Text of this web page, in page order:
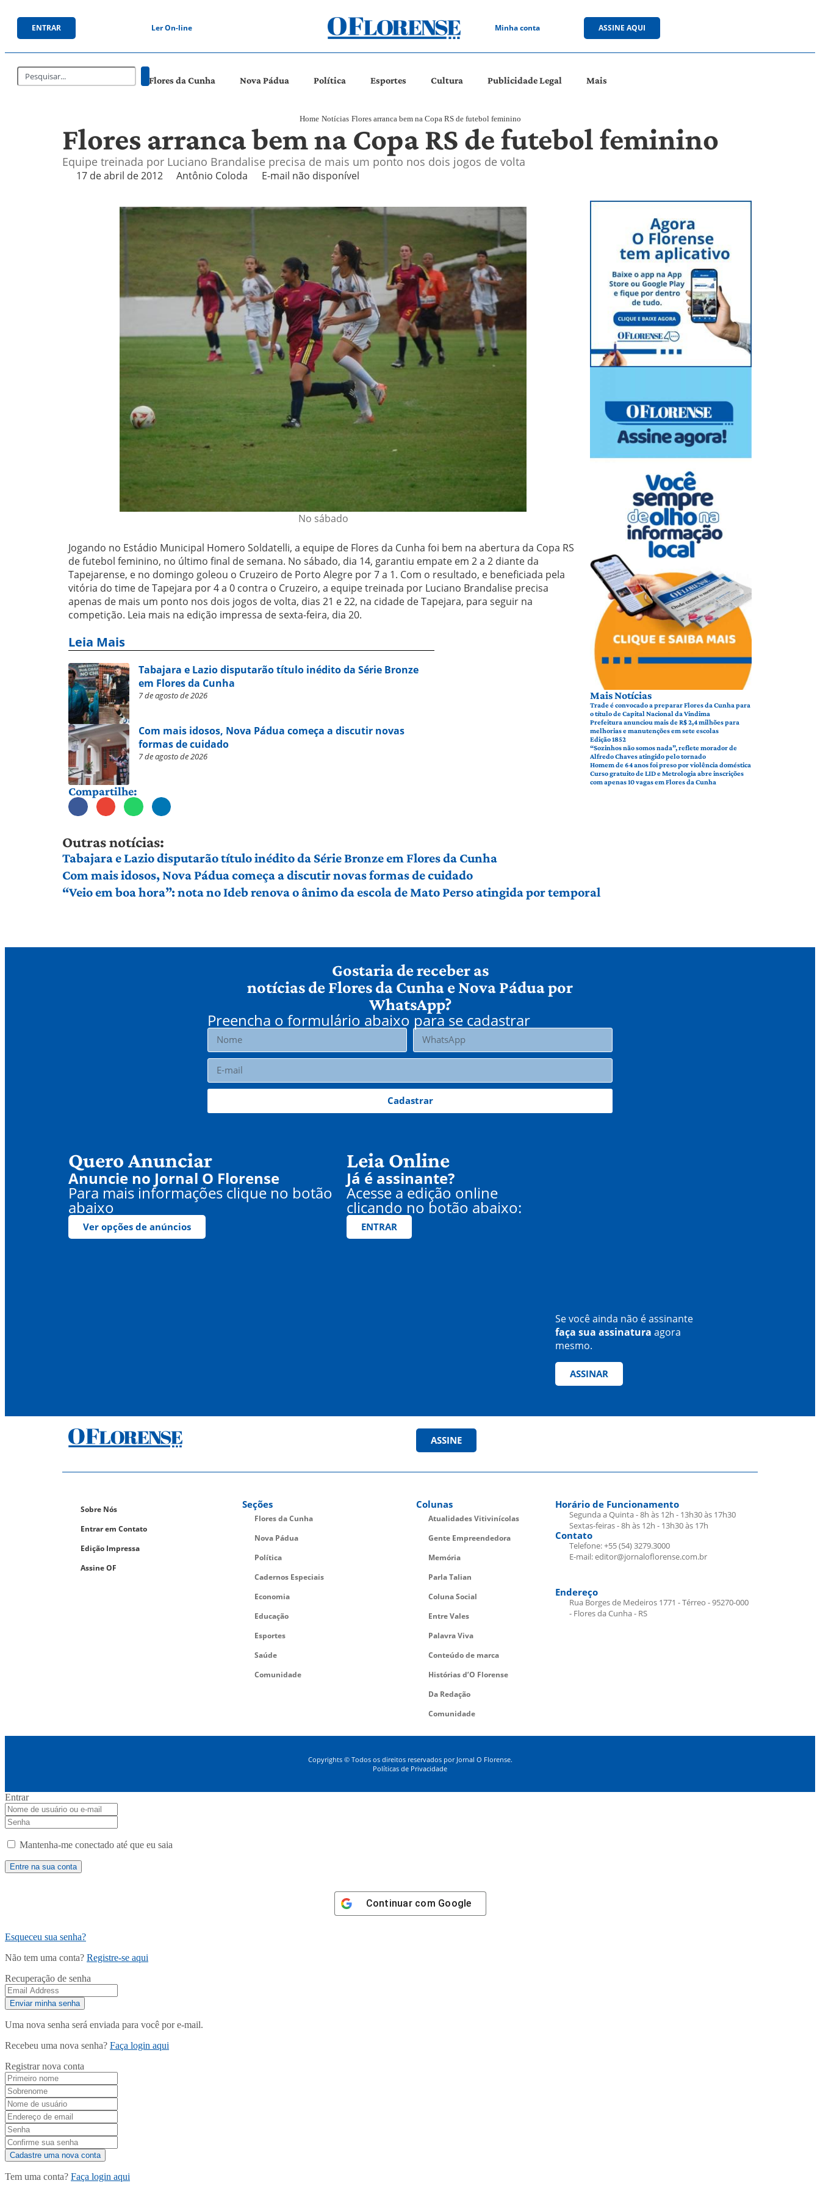
ENTRAR Ler On-line Minha conta ASSINE AQUI
Flores da Cunha Nova Pádua Política Esportes Cultura Publicidade Legal Mais
Home Notícias Flores arranca bem na Copa RS de futebol feminino
Flores arranca bem na Copa RS de futebol feminino
Equipe treinada por Luciano Brandalise precisa de mais um ponto nos dois jogos de volta
17 de abril de 2012 Antônio Coloda E-mail não disponível
No sábado
Jogando no Estádio Municipal Homero Soldatelli, a equipe de Flores da Cunha foi bem na abertura da Copa RS
de futebol feminino, no último final de semana. No sábado, dia 14, garantiu empate em 2 a 2 diante da
Tapejarense, e no domingo goleou o Cruzeiro de Porto Alegre por 7 a 1. Com o resultado, e beneficiada pela
vitória do time de Tapejara por 4 a 0 contra o Cruzeiro, a equipe treinada por Luciano Brandalise precisa
apenas de mais um ponto nos dois jogos de volta, dias 21 e 22, na cidade de Tapejara, para seguir na
competição. Leia mais na edição impressa de sexta-feira, dia 20.
Leia Mais
Tabajara e Lazio disputarão título inédito da Série Bronze
em Flores da Cunha
7 de agosto de 2026
Com mais idosos, Nova Pádua começa a discutir novas
formas de cuidado
7 de agosto de 2026
Compartilhe:
Mais Notícias
Trade é convocado a preparar Flores da Cunha para
o título de Capital Nacional da Vindima
Prefeitura anunciou mais de R$ 2,4 milhões para
melhorias e manutenções em sete escolas
Edição 1852
“Sozinhos não somos nada”, reflete morador de
Alfredo Chaves atingido pelo tornado
Homem de 64 anos foi preso por violência doméstica
Curso gratuito de LID e Metrologia abre inscrições
com apenas 10 vagas em Flores da Cunha
Outras notícias:
Tabajara e Lazio disputarão título inédito da Série Bronze em Flores da Cunha
Com mais idosos, Nova Pádua começa a discutir novas formas de cuidado
“Veio em boa hora”: nota no Ideb renova o ânimo da escola de Mato Perso atingida por temporal
Gostaria de receber as
notícias de Flores da Cunha e Nova Pádua por
WhatsApp?
Preencha o formulário abaixo para se cadastrar
Cadastrar
Quero Anunciar
Anuncie no Jornal O Florense
Para mais informações clique no botão
abaixo
Ver opções de anúncios
Leia Online
Já é assinante?
Acesse a edição online
clicando no botão abaixo:
ENTRAR
Se você ainda não é assinante
faça sua assinatura agora
mesmo.
ASSINAR
ASSINE
Sobre Nós
Entrar em Contato
Edição Impressa
Assine OF
Seções
Flores da Cunha
Nova Pádua
Política
Cadernos Especiais
Economia
Educação
Esportes
Saúde
Comunidade
Colunas
Atualidades Vitivinícolas
Gente Empreendedora
Memória
Parla Talian
Coluna Social
Entre Vales
Palavra Viva
Conteúdo de marca
Histórias d’O Florense
Da Redação
Comunidade
Horário de Funcionamento
Segunda a Quinta - 8h às 12h - 13h30 às 17h30
Sextas-feiras - 8h às 12h - 13h30 às 17h
Contato
Telefone: +55 (54) 3279.3000
E-mail: editor@jornaloflorense.com.br
Endereço
Rua Borges de Medeiros 1771 - Térreo - 95270-000
- Flores da Cunha - RS
Copyrights © Todos os direitos reservados por Jornal O Florense.
Políticas de Privacidade
Entrar
Mantenha-me conectado até que eu saia
Continuar com Google
Esqueceu sua senha?
Não tem uma conta? Registre-se aqui
Recuperação de senha
Uma nova senha será enviada para você por e-mail.
Recebeu uma nova senha? Faça login aqui
Registrar nova conta
Tem uma conta? Faça login aqui